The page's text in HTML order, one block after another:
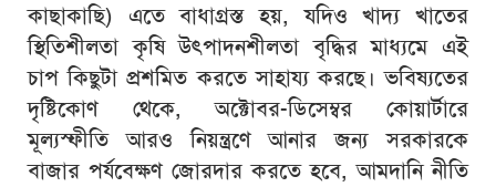
কাছাকাছি) এতে বাধাগ্রস্ত হয়, যদিও খাদ্য খাতের
স্থিতিশীলতা কৃষি উৎপাদনশীলতা বৃদ্ধির মাধ্যমে এই
চাপ কিছুটা প্রশমিত করতে সাহায্য করছে। ভবিষ্যতের
দৃষ্টিকোণ থেকে, অক্টোবর-ডিসেম্বর কোয়ার্টারে
মূল্যস্ফীতি আরও নিয়ন্ত্রণে আনার জন্য সরকারকে
বাজার পর্যবেক্ষণ জোরদার করতে হবে, আমদানি নীতি